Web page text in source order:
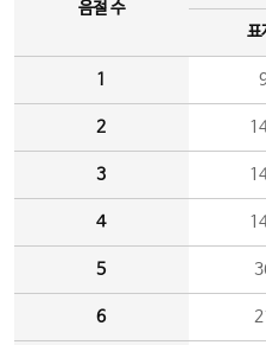
음절 수
표
1
2
3
4
5
6